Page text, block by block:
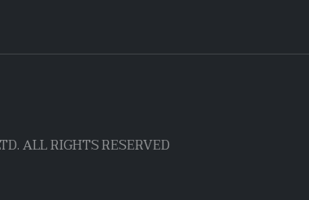
ALL RIGHTS RESERVED